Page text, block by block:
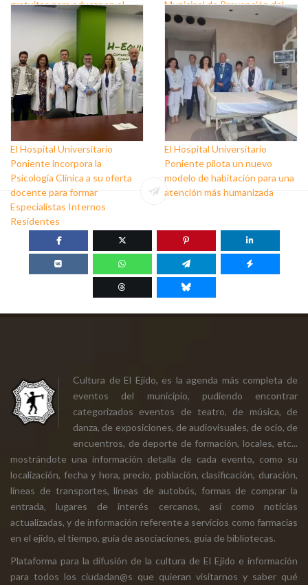
gratuitas para educar en el
cuidado físico y mental
Municipal de Prevención del
Suicidio
El Hospital Universitario
Poniente incorpora la
Psicología Clínica a su oferta
docente para formar
Especialistas Internos
Residentes
El Hospital Universitario
Poniente pilota un nuevo
modelo de habitación para una
atención más humanizada
Cultura de El Ejido, es la agenda más completa de
eventos del municipio, pudiendo encontrar
categorizados eventos de teatro, de música, de
danza, de exposiciones, de audiovisuales, de ocio, de
encuentros, de deporte de formación, locales, etc...
mostrándote una información detalla de cada evento, como su
localización, fecha y hora, precio, población, clasificación, duración,
líneas de transportes, líneas de autobús, formas de comprar la
entrada, lugares de interés cercanos, así como noticias
actualizadas, y de información referente a servicios como farmacias
en el ejido, el tiempo, guía de asociaciones, guía de bibliotecas.
Plataforma para la difusión de la cultura de El Ejido e información
para todos los ciudadan@s que quieran visitarnos y saber qué